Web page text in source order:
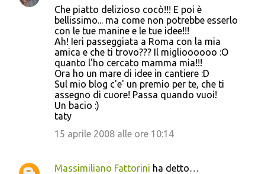
Che piatto delizioso cocò!!! E poi è
bellissimo... ma come non potrebbe esserlo
con le tue manine e le tue idee!!!
Ah! Ieri passeggiata a Roma con la mia
amica e che ti trovo??? Il miglioooooo :O
quanto l'ho cercato mamma mia!!!
Ora ho un mare di idee in cantiere :D
Sul mio blog c'e' un premio per te, che ti
assegno di cuore! Passa quando vuoi!
Un bacio :)
taty
15 aprile 2008 alle ore 10:14
Massimiliano Fattorini ha detto…